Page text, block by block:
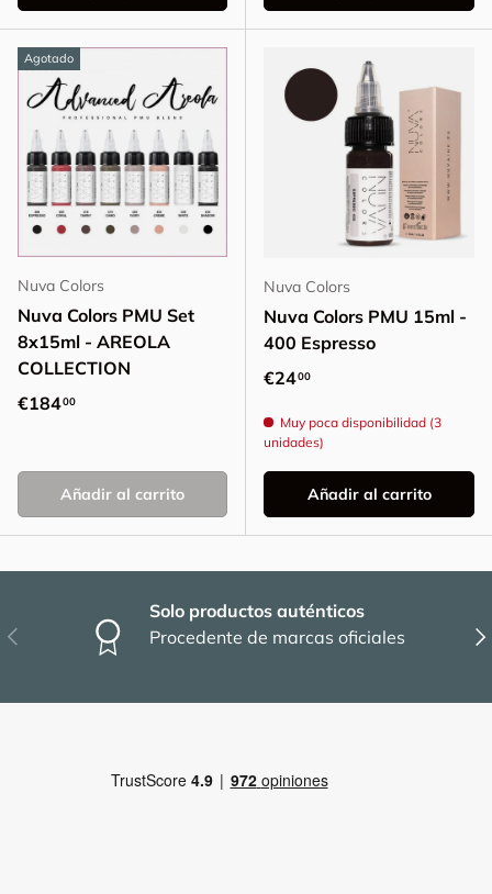
Agotado
Nuva Colors
Nuva Colors PMU Set
8x15ml - AREOLA
COLLECTION
Precio normal
€18400
Añadir al carrito
Nuva Colors
Nuva Colors PMU 15ml -
400 Espresso
Precio normal
€2400
Muy poca disponibilidad (3
unidades)
Añadir al carrito
Anterior
Solo productos auténticos
Procedente de marcas oficiales